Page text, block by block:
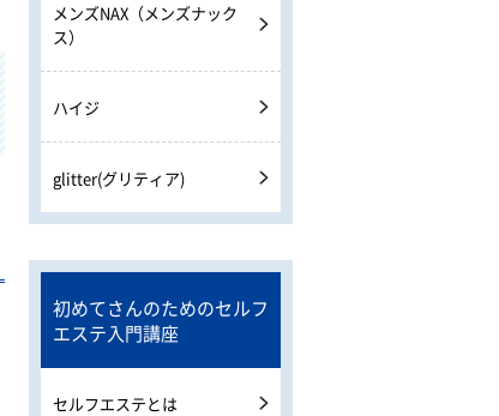
メンズNAX（メンズナック
ス）
ハイジ
glitter(グリティア)
初めてさんのためのセルフ
エステ入門講座
セルフエステとは